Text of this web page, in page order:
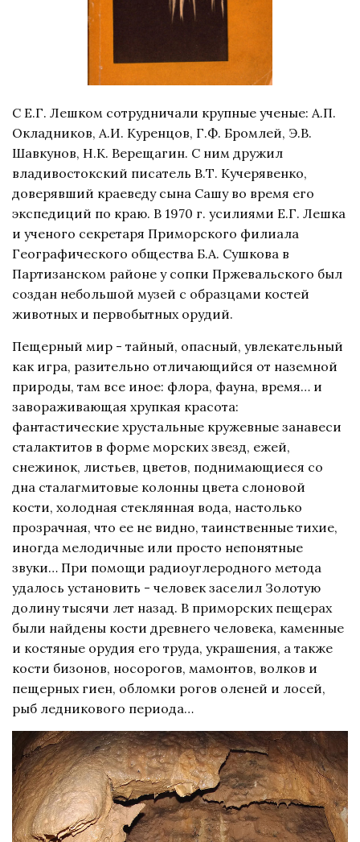
С Е.Г. Лешком сотрудничали крупные ученые: А.П.
Окладников, А.И. Куренцов, Г.Ф. Бромлей, Э.В.
Шавкунов, Н.К. Верещагин. С ним дружил
владивостокский писатель В.Т. Кучерявенко,
доверявший краеведу сына Сашу во время его
экспедиций по краю. В 1970 г. усилиями Е.Г. Лешка
и ученого секретаря Приморского филиала
Географического общества Б.А. Сушкова в
Партизанском районе у сопки Пржевальского был
создан небольшой музей с образцами костей
животных и первобытных орудий.
Пещерный мир - тайный, опасный, увлекательный
как игра, разительно отличающийся от наземной
природы, там все иное: флора, фауна, время… и
завораживающая хрупкая красота:
фантастические хрустальные кружевные занавеси
сталактитов в форме морских звезд, ежей,
снежинок, листьев, цветов, поднимающиеся со
дна сталагмитовые колонны цвета слоновой
кости, холодная стеклянная вода, настолько
прозрачная, что ее не видно, таинственные тихие,
иногда мелодичные или просто непонятные
звуки… При помощи радиоуглеродного метода
удалось установить - человек заселил Золотую
долину тысячи лет назад. В приморских пещерах
были найдены кости древнего человека, каменные
и костяные орудия его труда, украшения, а также
кости бизонов, носорогов, мамонтов, волков и
пещерных гиен, обломки рогов оленей и лосей,
рыб ледникового периода…